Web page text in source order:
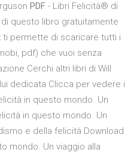
PDF - Libri Felicità® di
questo libro gratuitamente
ti permette di scaricare tutti i
pdf) che vuoi senza
Cerchi altri libri di Will
dedicata Clicca per vedere i
in questo mondo. Un
in questo mondo. Un
e della felicità Download
mondo. Un viaggio alla